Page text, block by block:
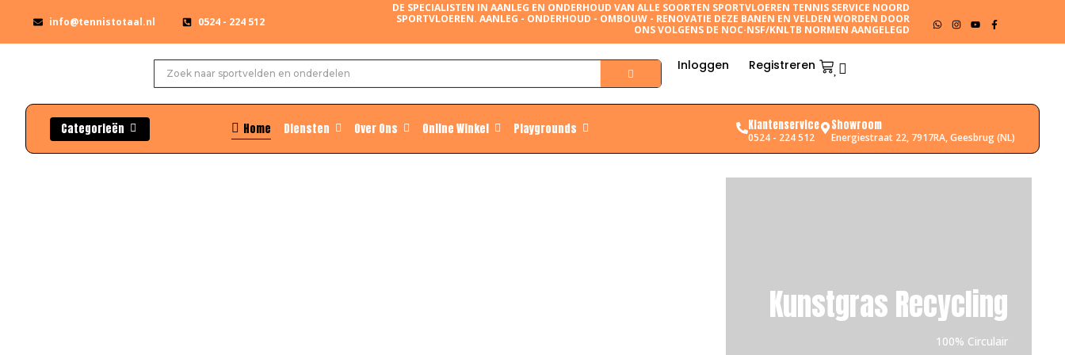
info@tennistotaal.nl 0524 - 224 512
DE SPECIALISTEN IN AANLEG EN ONDERHOUD VAN ALLE SOORTEN SPORTVLOEREN TENNIS SERVICE NOORD
SPORTVLOEREN. AANLEG - ONDERHOUD - OMBOUW - RENOVATIE DEZE BANEN EN VELDEN WORDEN DOOR
ONS VOLGENS DE NOC·NSF/KNLTB NORMEN AANGELEGD
Inloggen Registreren
Categorieën Home Diensten Over Ons Online Winkel Playgrounds Klantenservice
0524 - 224 512
Showroom
Energiestraat 22, 7917RA, Geesbrug (NL)
Kunstgras Recycling
100% Circulair